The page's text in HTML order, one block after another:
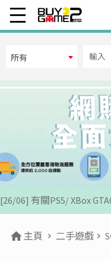
所有
[07/12] 24周年購物折第3
[02/07] PS5/ XBox Grand
[26/06] 有關PS5/ XBox
[12/06] 【您的世界盃由您
主頁 二手遊戲